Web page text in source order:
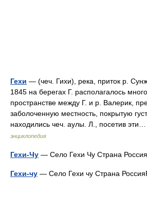
Гехи — (чеч. Гихи), река, приток р.
1845 на берегах Г. располагалось
пространстве между Г. и р. Валерик,
заболоченную местность, покрытую
находились чеч. аулы. Л., посетив
энциклопедия
Гехи-Чу — Село Гехи Чу Страна
Гехи-чу — Село Гехи чу Страна